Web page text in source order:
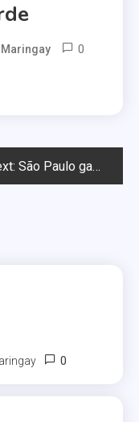
Maringay 0
São Paulo ganha campanha contra bullying na escola
0